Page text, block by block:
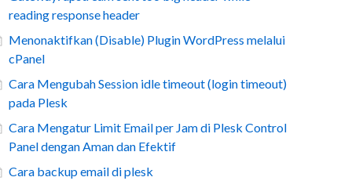
reading response header
Menonaktifkan (Disable) Plugin WordPress melalui
cPanel
Cara Mengubah Session idle timeout (login timeout)
pada Plesk
Cara Mengatur Limit Email per Jam di Plesk Control
Panel dengan Aman dan Efektif
Cara backup email di plesk